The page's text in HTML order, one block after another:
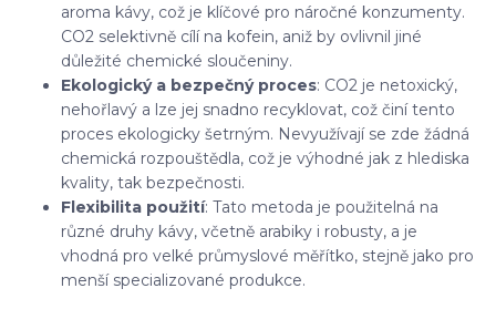
aroma kávy, což je klíčové pro náročné konzumenty.
CO2 selektivně cílí na kofein, aniž by ovlivnil jiné
důležité chemické sloučeniny.
Ekologický a bezpečný proces: CO2 je netoxický,
nehořlavý a lze jej snadno recyklovat, což činí tento
proces ekologicky šetrným. Nevyužívají se zde žádná
chemická rozpouštědla, což je výhodné jak z hlediska
kvality, tak bezpečnosti.
Flexibilita použití: Tato metoda je použitelná na
různé druhy kávy, včetně arabiky i robusty, a je
vhodná pro velké průmyslové měřítko, stejně jako pro
menší specializované produkce.